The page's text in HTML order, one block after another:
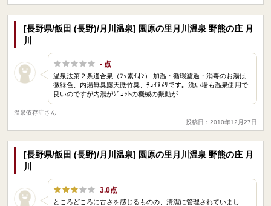
[長野県/飯田 (長野)/月川温泉] 園原の里月川温泉 野熊の庄 月
川
- 点
温泉法第２条適合泉（ﾌｯ素ｲｵﾝ） 加温・循環濾過・消毒のお湯は
微緑色、内湯無臭露天微竹臭、ﾁｮｲﾇﾒﾘです。洗い場も温泉使用で
良いのですが内湯がｼﾞｪｯﾄの機械の振動が…
温泉依存症さん
投稿日：2010年12月27日
[長野県/飯田 (長野)/月川温泉] 園原の里月川温泉 野熊の庄 月
川
3.0点
ところどころに古さを感じるものの、清潔に管理されていまし